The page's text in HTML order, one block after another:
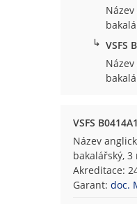
↳ VSFS
VSFS
Název
bakalářský,
Akreditace:
Garant:doc.